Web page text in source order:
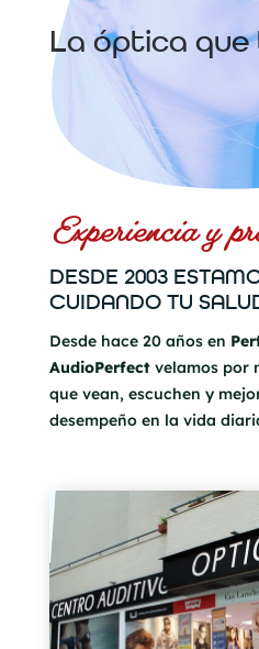
La óptica que
Experiencia y
DESDE 2003
CUIDANDO TU
Desde hace 20 años en
AudioPerfectvelamos por
que vean, escuchen y
desempeño en la vida